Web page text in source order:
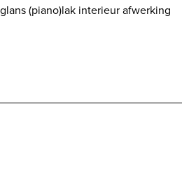
(piano)lak interieur afwerking